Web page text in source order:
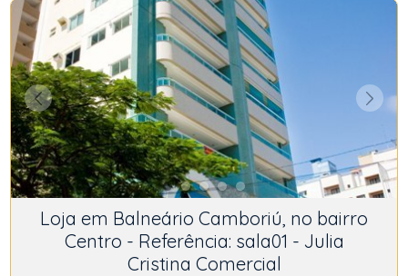
Loja em Balneário Camboriú, no bairro
Centro - Referência: sala01 - Julia
Cristina Comercial